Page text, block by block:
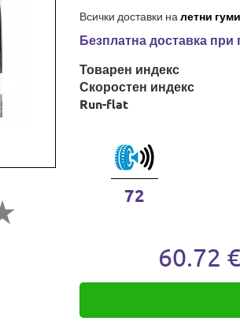
Всички доставки на летни гуми
Безплатна доставка
Товарен индекс
Скоростен индекс
Run-flat
72
60.72